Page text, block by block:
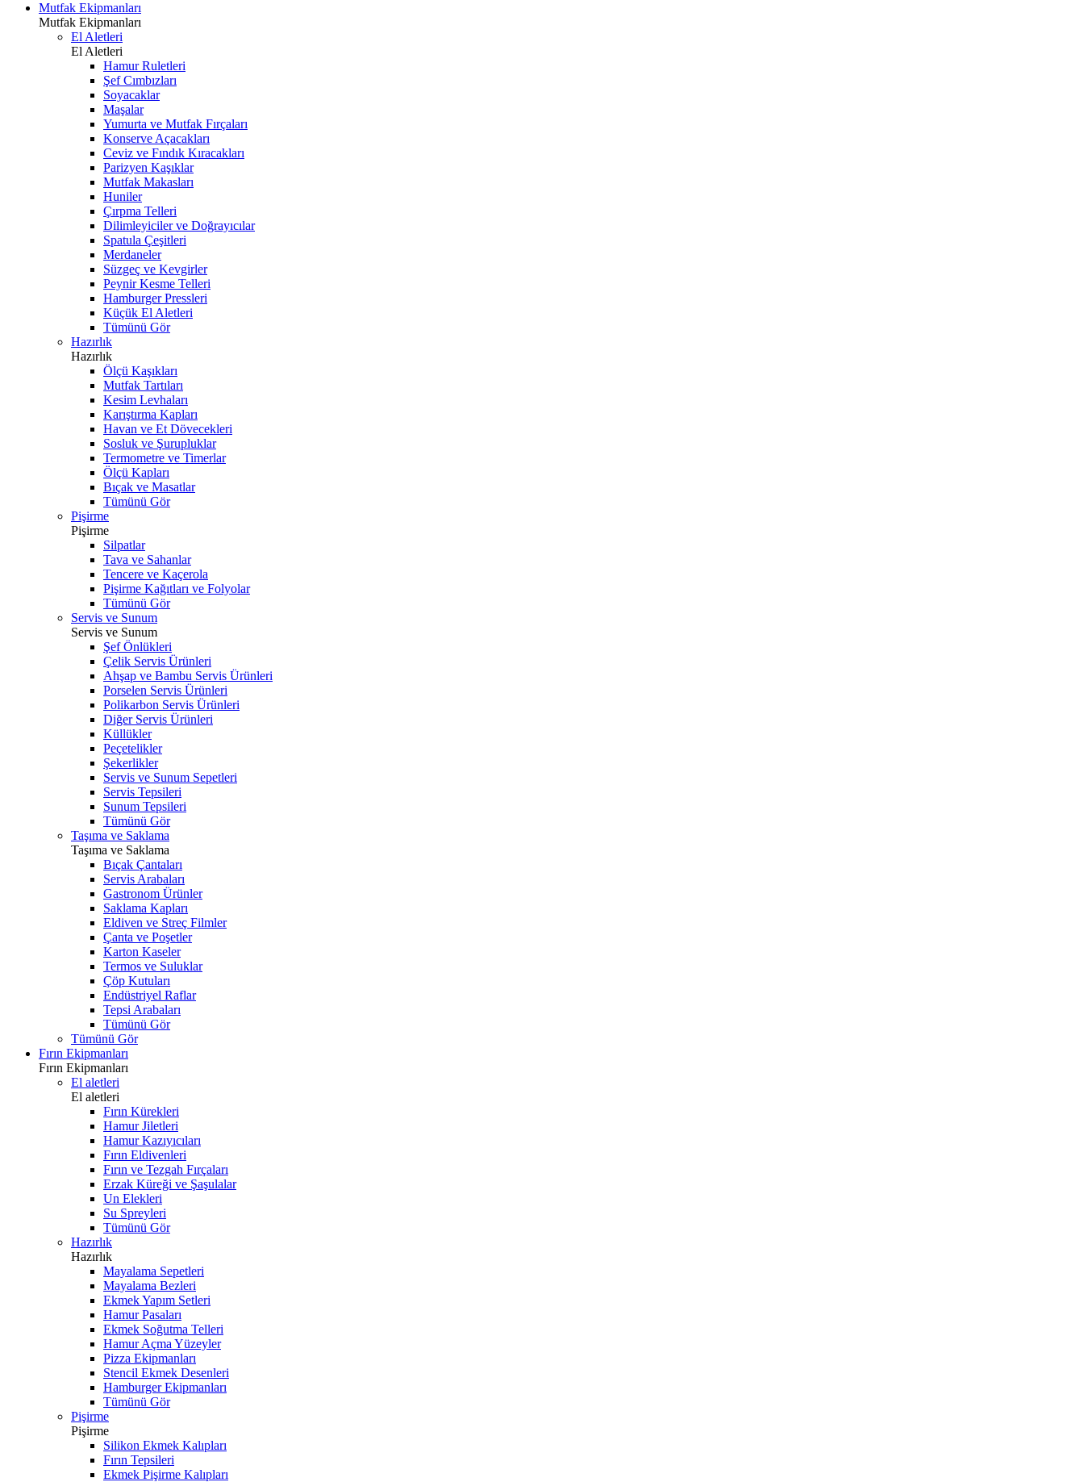
Mutfak Ekipmanları
Mutfak Ekipmanları
El Aletleri
El Aletleri
Hamur Ruletleri
Şef Cımbızları
Soyacaklar
Maşalar
Yumurta ve Mutfak Fırçaları
Konserve Açacakları
Ceviz ve Fındık Kıracakları
Parizyen Kaşıklar
Mutfak Makasları
Huniler
Çırpma Telleri
Dilimleyiciler ve Doğrayıcılar
Spatula Çeşitleri
Merdaneler
Süzgeç ve Kevgirler
Peynir Kesme Telleri
Hamburger Pressleri
Küçük El Aletleri
Tümünü Gör
Hazırlık
Hazırlık
Ölçü Kaşıkları
Mutfak Tartıları
Kesim Levhaları
Karıştırma Kapları
Havan ve Et Dövecekleri
Sosluk ve Şurupluklar
Termometre ve Timerlar
Ölçü Kapları
Bıçak ve Masatlar
Tümünü Gör
Pişirme
Pişirme
Silpatlar
Tava ve Sahanlar
Tencere ve Kaçerola
Pişirme Kağıtları ve Folyolar
Tümünü Gör
Servis ve Sunum
Servis ve Sunum
Şef Önlükleri
Çelik Servis Ürünleri
Ahşap ve Bambu Servis Ürünleri
Porselen Servis Ürünleri
Polikarbon Servis Ürünleri
Diğer Servis Ürünleri
Küllükler
Peçetelikler
Şekerlikler
Servis ve Sunum Sepetleri
Servis Tepsileri
Sunum Tepsileri
Tümünü Gör
Taşıma ve Saklama
Taşıma ve Saklama
Bıçak Çantaları
Servis Arabaları
Gastronom Ürünler
Saklama Kapları
Eldiven ve Streç Filmler
Çanta ve Poşetler
Karton Kaseler
Termos ve Suluklar
Çöp Kutuları
Endüstriyel Raflar
Tepsi Arabaları
Tümünü Gör
Tümünü Gör
Fırın Ekipmanları
Fırın Ekipmanları
El aletleri
El aletleri
Fırın Kürekleri
Hamur Jiletleri
Hamur Kazıyıcıları
Fırın Eldivenleri
Fırın ve Tezgah Fırçaları
Erzak Küreği ve Şaşulalar
Un Elekleri
Su Spreyleri
Tümünü Gör
Hazırlık
Hazırlık
Mayalama Sepetleri
Mayalama Bezleri
Ekmek Yapım Setleri
Hamur Pasaları
Ekmek Soğutma Telleri
Hamur Açma Yüzeyler
Pizza Ekipmanları
Stencil Ekmek Desenleri
Hamburger Ekipmanları
Tümünü Gör
Pişirme
Pişirme
Silikon Ekmek Kalıpları
Fırın Tepsileri
Ekmek Pişirme Kalıpları